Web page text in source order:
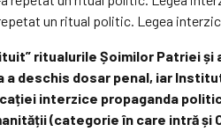
un ritual politic. Legea
ritualurile Șoimilor Patriei
deschis dosar penal, iar
interzice propaganda
(categorie în care intră și